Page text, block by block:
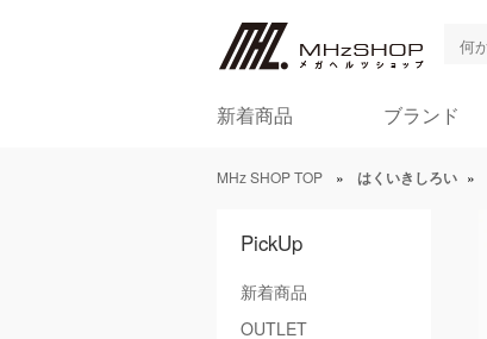
新着商品 ブランド
MHz SHOP TOP » はくいきしろい »
PickUp
新着商品
OUTLET